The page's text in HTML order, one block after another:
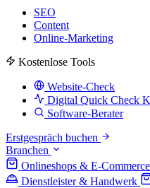
SEO
Content
Online-Marketing
Kostenlose Tools
Website-Check
Digital Quick Check
Software-Berater
Erstgespräch buchen
Branchen
Onlineshops & E-Commerce
Dienstleister & Handwerk